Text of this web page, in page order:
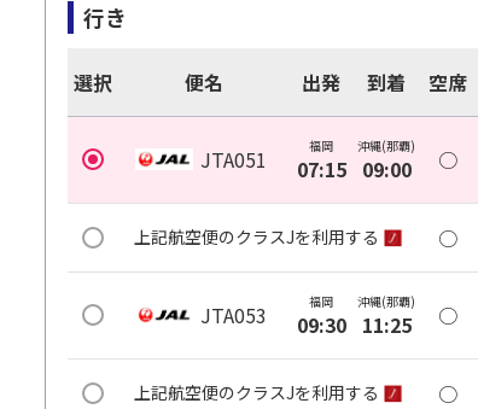
行き
選択 便名 出発 到着 空席
JTA051 福岡
07:15
沖縄(那覇)
09:00 ○
上記航空便のクラスJを利用する ○
JTA053 福岡
09:30
沖縄(那覇)
11:25 ○
上記航空便のクラスJを利用する ○